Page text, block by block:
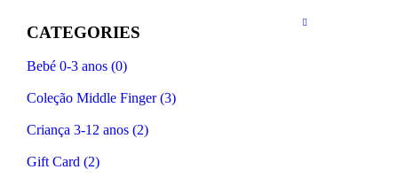
CATEGORIES
Bebé 0-3 anos (0)
Coleção Middle Finger (3)
Criança 3-12 anos (2)
Gift Card (2)